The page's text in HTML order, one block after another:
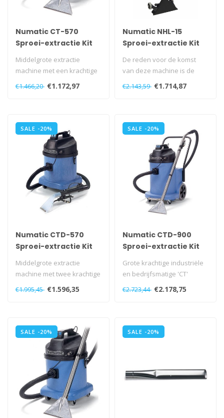
Numatic CT-570
Sproei-extractie Kit
A41 blauw
Middelgrote extractie
machine met een krachtige
1200W motor. De ketel is
€1.466,20 €1.172,97
Numatic NHL-15
Sproei-extractie Kit
BS27 blauw
De reden voor de komst
van deze machine is de
vraag vanuit de markt naar
€2.143,59 €1.714,87
SALE -20%
Numatic CTD-570
Sproei-extractie Kit
Middelgrote extractie
machine met twee krachtige
1200W motoren. De ketel is
gema..
€1.995,45 €1.596,35
SALE -20%
Numatic CTD-900
Sproei-extractie Kit
Grote krachtige industriële
en bedrijfsmatige 'CT'
extractie machine met een
€2.723,44 €2.178,75
SALE -20% SALE -20%